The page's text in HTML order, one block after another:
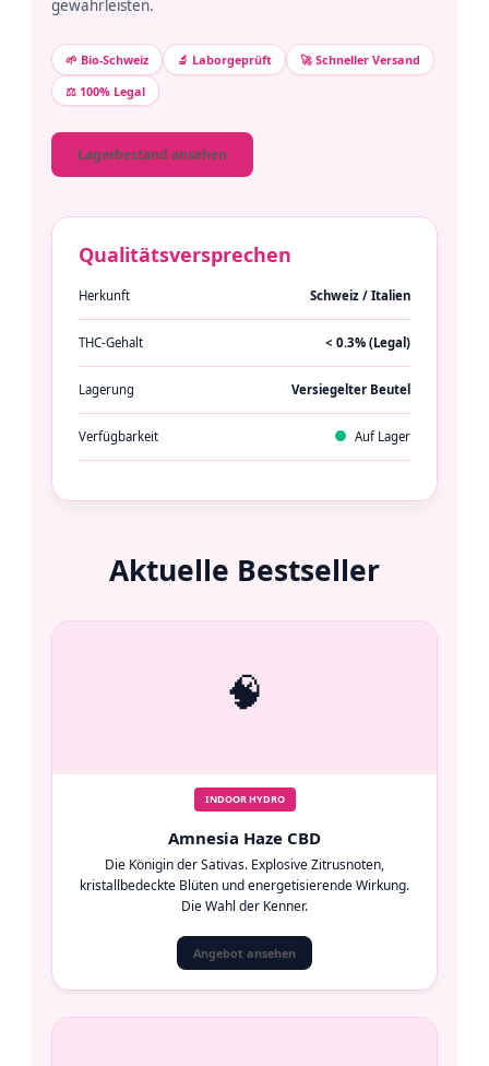
gewährleisten.
🌱 Bio-Schweiz 🔬 Laborgeprüft
🚀 Schneller Versand
⚖️ 100% Legal
Lagerbestand ansehen
Qualitätsversprechen
Herkunft Schweiz / Italien
THC-Gehalt < 0.3% (Legal)
Lagerung Versiegelter Beutel
Verfügbarkeit Auf Lager
Aktuelle Bestseller
🧠
INDOOR HYDRO
Amnesia Haze CBD
Die Königin der Sativas. Explosive Zitrusnoten,
kristallbedeckte Blüten und energetisierende Wirkung.
Die Wahl der Kenner.
Angebot ansehen